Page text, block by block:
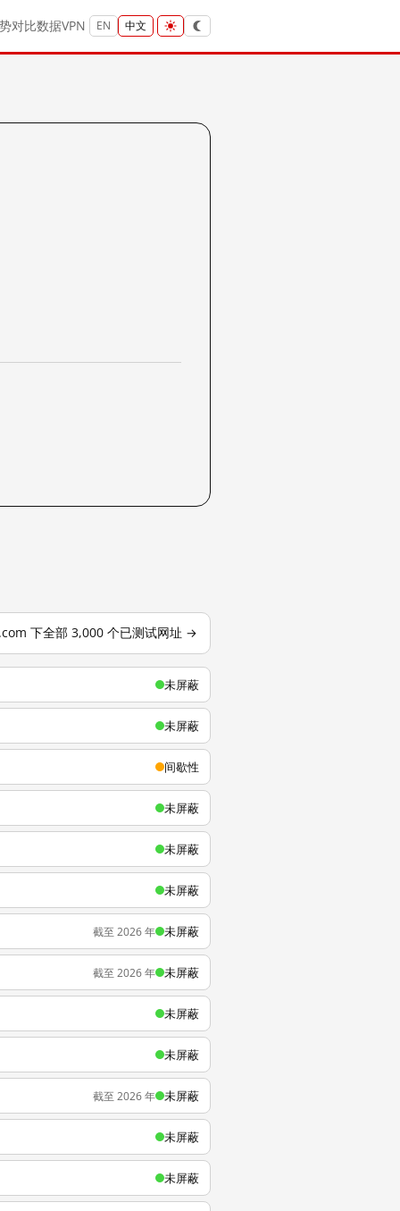
对比数据VPN EN 中文
下全部 3,000 个已测试网址 →
未屏蔽
未屏蔽
间歇性
未屏蔽
未屏蔽
未屏蔽
截至 2026 年 未屏蔽
截至 2026 年 未屏蔽
未屏蔽
未屏蔽
截至 2026 年 未屏蔽
未屏蔽
未屏蔽